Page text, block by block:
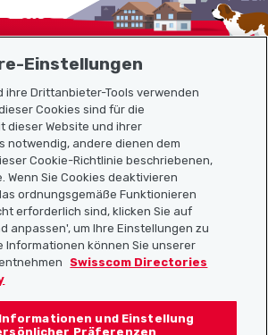
Einstellungen
ihre Drittanbieter-Tools verwenden
Cookies sind für die
dieser Website und ihrer
notwendig, andere dienen dem
Cookie-Richtlinie beschriebenen,
Wenn Sie Cookies deaktivieren
ordnungsgemäße Funktionieren
erforderlich sind, klicken Sie auf
anpassen', um Ihre Einstellungen zu
Informationen können Sie unserer
Swisscom Directories
und Einstellung
Präferenzen